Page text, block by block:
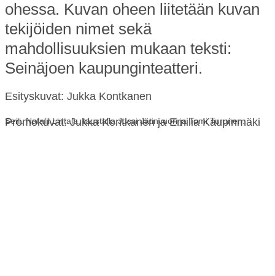
ohessa. Kuvan oheen liitetään kuvan
tekijöiden nimet sekä
mahdollisuuksien mukaan teksti:
Seinäjoen kaupunginteatteri.
Esityskuvat: Jukka Kontkanen
Promokuvat: Jukka Kontkanen ja Emilia Kaupinmäki
Seili. Natalil Lintala, taustalla Jussi Jätinvuori ja Tomi Turunen.